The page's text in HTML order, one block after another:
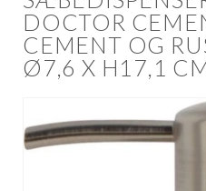
DOCTOR
CEMENT OG
Ø7,6 X H17,1